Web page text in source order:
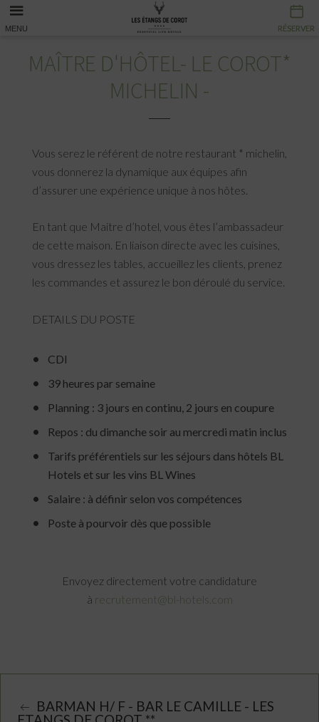
MENU RÉSERVER
RÉSERVER
MAÎTRE D'HÔTEL- LE COROT*
MICHELIN -
Vous serez le référent de notre restaurant * michelin,
vous donnerez la dynamique aux équipes afin
d’assurer une expérience unique à nos hôtes.
En tant que Maitre d’hotel, vous êtes l’ambassadeur
de cette maison. En liaison directe avec les cuisines,
vous dressez les tables, accueillez les clients, prenez
les commandes et assurez le bon déroulé du service.
DETAILS DU POSTE
CDI
39 heures par semaine
Planning : 3 jours en continu, 2 jours en coupure
Repos : du dimanche soir au mercredi matin inclus
Tarifs préférentiels sur les séjours dans hôtels BL
Hotels et sur les vins BL Wines
Salaire : à définir selon vos compétences
Poste à pourvoir dès que possible
Envoyez directement votre candidature
à recrutement@bl-hotels.com
BARMAN H/ F - BAR LE CAMILLE - LES